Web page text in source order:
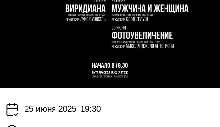
25 июня 2025 19:30